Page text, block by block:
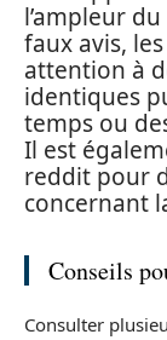
l’ampleur
faux avis,
attention à
identiques
temps ou
Il est
reddit pour
concernant
Conseils
Consulter